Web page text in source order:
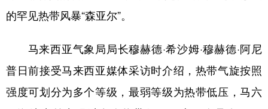
的罕见热带风暴“森亚尔”。
马来西亚气象局局长穆赫德·希沙姆·穆赫德·阿尼
普日前接受马来西亚媒体采访时介绍，热带气旋按照
强度可划分为多个等级，最弱等级为热带低压，马六